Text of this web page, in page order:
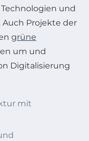
und
Projekte der
grüne
um und
Digitalisierung
mit